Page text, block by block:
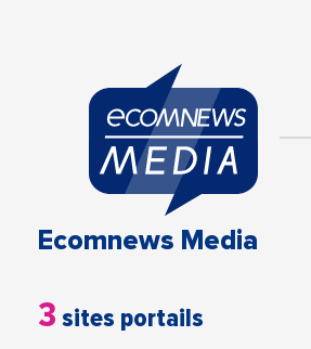
Ecomnews Media
3 sites portails